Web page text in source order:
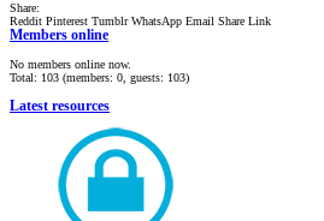
Share:
Reddit Pinterest Tumblr WhatsApp Email Share Link
Members online
No members online now.
Total: 103 (members: 0, guests: 103)
Latest resources